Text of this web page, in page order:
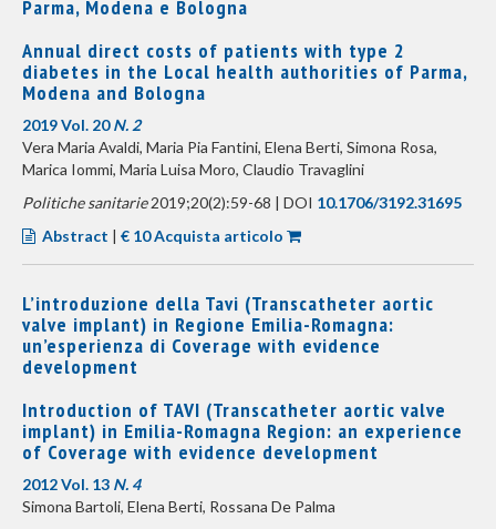
Parma, Modena e Bologna
Annual direct costs of patients with type 2
diabetes in the Local health authorities of Parma,
Modena and Bologna
2019 Vol. 20N. 2
Vera Maria Avaldi, Maria Pia Fantini, Elena Berti, Simona Rosa,
Marica Iommi, Maria Luisa Moro, Claudio Travaglini
Politiche sanitarie2019;20(2):59-68 | DOI 10.1706/3192.31695
Abstract | € 10 Acquista articolo
L’introduzione della Tavi (Transcatheter aortic
valve implant) in Regione Emilia-Romagna:
un’esperienza di Coverage with evidence
development
Introduction of TAVI (Transcatheter aortic valve
implant) in Emilia-Romagna Region: an experience
of Coverage with evidence development
2012 Vol. 13 N. 4
Simona Bartoli, Elena Berti, Rossana De Palma